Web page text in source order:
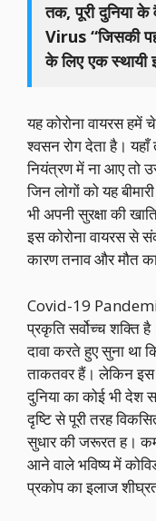
तक, पूरी दुनिया
Virus “जिसकी
के लिए एक
यह कोरोना वायरस
श्वसन रोग देता है।
नियंत्रण में ना आए तो
जिन लोगों को यह
भी अपनी सुरक्षा की
इस कोरोना वायरस से
कारण तनाव और मौत
Covid-19
प्रकृति सर्वोच्च शक्ति
दावा करते हुए सुना था
ताकतवर हैं। लेकिन इस
दुनिया का कोई भी देश
दृष्टि से पूरी तरह
सुधार की जरूरत ह।
आने वाले भविष्य में
प्रकोप का इलाज